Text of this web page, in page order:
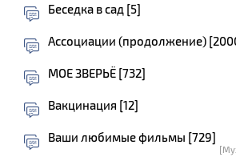
Беседка в сад [5]
Ассоциации (продолжение)
МОЕ ЗВЕРЬЁ [732]
Вакцинация [12]
Ваши любимые фильмы [729]